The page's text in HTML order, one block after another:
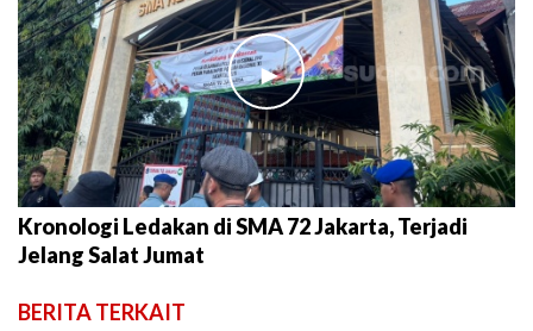
►
Kronologi Ledakan di SMA 72 Jakarta, Terjadi
Jelang Salat Jumat
BERITA TERKAIT